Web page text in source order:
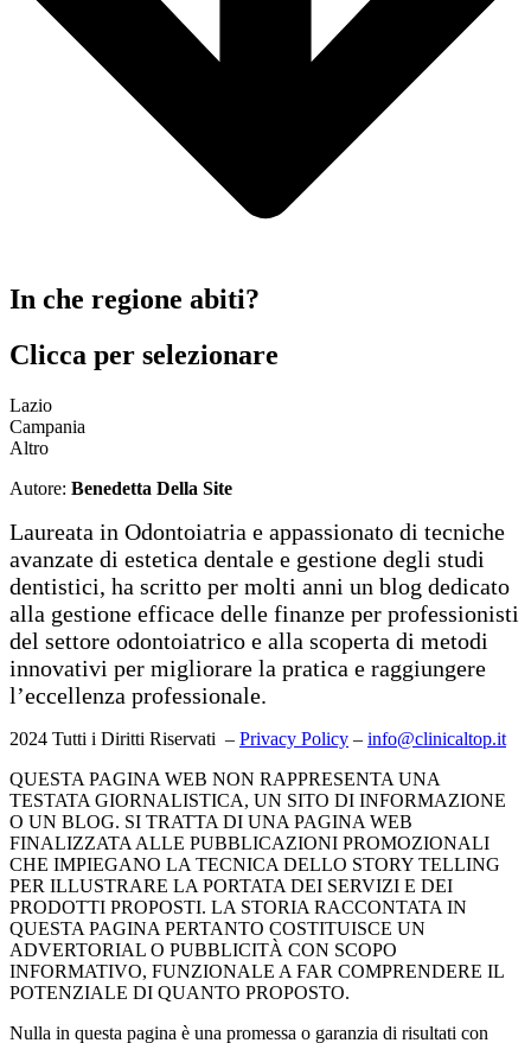
In che regione abiti?
Clicca per selezionare
Lazio
Campania
Altro
Autore: Benedetta Della Site
Laureata in Odontoiatria e appassionato di tecniche
avanzate di estetica dentale e gestione degli studi
dentistici, ha scritto per molti anni un blog dedicato
alla gestione efficace delle finanze per professionisti
del settore odontoiatrico e alla scoperta di metodi
innovativi per migliorare la pratica e raggiungere
l’eccellenza professionale.
2024 Tutti i Diritti Riservati – Privacy Policy – info@clinicaltop.it
QUESTA PAGINA WEB NON RAPPRESENTA UNA
TESTATA GIORNALISTICA, UN SITO DI INFORMAZIONE
O UN BLOG. SI TRATTA DI UNA PAGINA WEB
FINALIZZATA ALLE PUBBLICAZIONI PROMOZIONALI
CHE IMPIEGANO LA TECNICA DELLO STORY TELLING
PER ILLUSTRARE LA PORTATA DEI SERVIZI E DEI
PRODOTTI PROPOSTI. LA STORIA RACCONTATA IN
QUESTA PAGINA PERTANTO COSTITUISCE UN
ADVERTORIAL O PUBBLICITÀ CON SCOPO
INFORMATIVO, FUNZIONALE A FAR COMPRENDERE IL
POTENZIALE DI QUANTO PROPOSTO.
Nulla in questa pagina è una promessa o garanzia di risultati con